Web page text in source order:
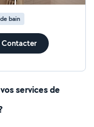
bain
Contacter
services de